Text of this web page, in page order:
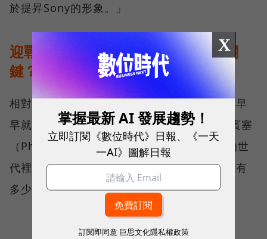
於提昇Sony的形象。」
迎戰遊戲新世代，建立生態系將是關
鍵？
相對來說，微軟對平台、主機較無執著，不僅早
早就開放跨平台遊玩，Xbox負責人菲爾．史賓塞
（Phil Spencer）更表示，他認為在接下來的世
代裡，主機銷量不再是關鍵，真正重要的是擁有
多少玩家。
X
掌握最新 AI 發展趨勢！
立即訂閱《數位時代》日報、《一天
一AI》圖解日報
訂閱即同意 巨思文化隱私權政策